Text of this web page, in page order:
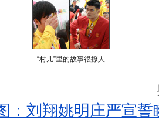
“村儿”里的故事很撩人
：刘翔姚明庄严宣